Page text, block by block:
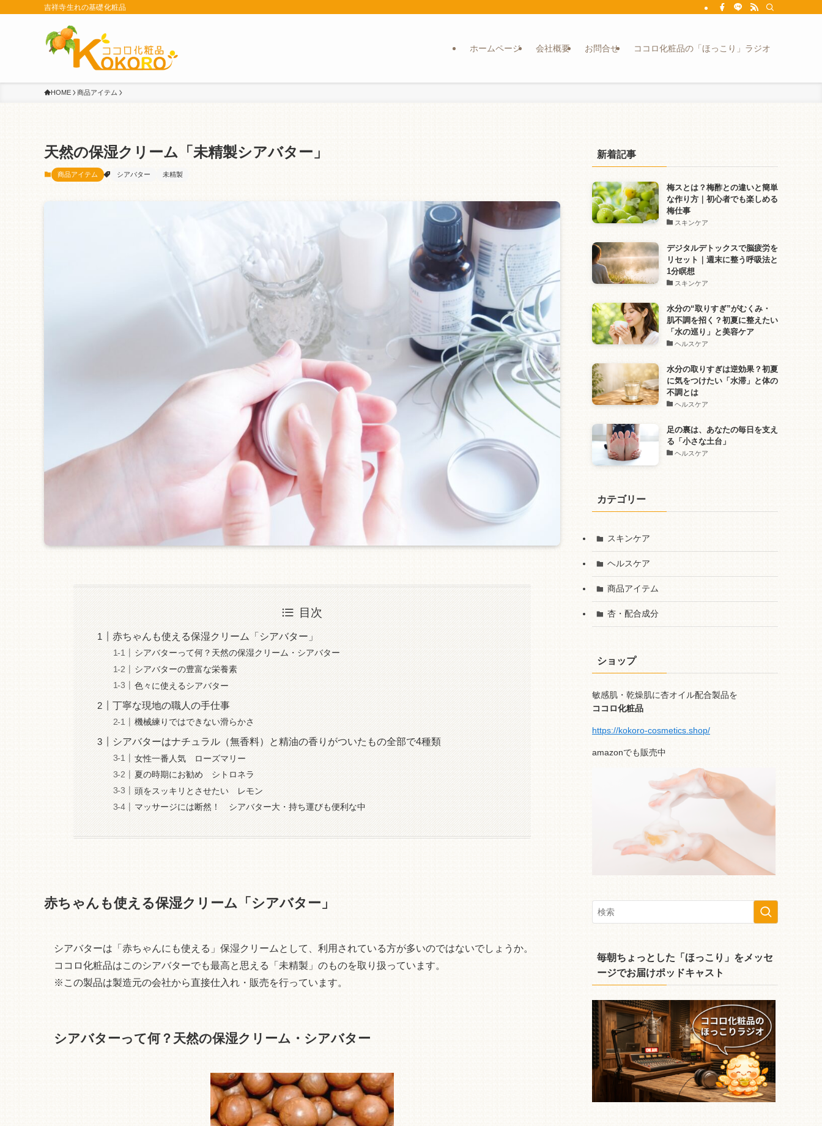
吉祥寺生れの基礎化粧品
ホームページ 会社概要 お問合せ ココロ化粧品の「ほっこり」ラジオ
HOME 商品アイテム
天然の保湿クリーム「未精製シアバター」
商品アイテム シアバター 未精製
目次
赤ちゃんも使える保湿クリーム「シアバター」
シアバターって何？天然の保湿クリーム・シアバター
シアバターの豊富な栄養素
色々に使えるシアバター
丁寧な現地の職人の手仕事
機械練りではできない滑らかさ
シアバターはナチュラル（無香料）と精油の香りがついたもの全部で4種類
女性一番人気 ローズマリー
夏の時期にお勧め シトロネラ
頭をスッキリとさせたい レモン
マッサージには断然！ シアバター大・持ち運びも便利な中
赤ちゃんも使える保湿クリーム「シアバター」
シアバターは「赤ちゃんにも使える」保湿クリームとして、利用されている方が多いのではないでしょうか。
ココロ化粧品はこのシアバターでも最高と思える「未精製」のものを取り扱っています。
※この製品は製造元の会社から直接仕入れ・販売を行っています。
シアバターって何？天然の保湿クリーム・シアバター
新着記事
梅スとは？梅酢との違いと簡単
な作り方｜初心者でも楽しめる
梅仕事
スキンケア
デジタルデトックスで脳疲労を
リセット｜週末に整う呼吸法と
1分瞑想
スキンケア
水分の“取りすぎ”がむくみ・
肌不調を招く？初夏に整えたい
「水の巡り」と美容ケア
ヘルスケア
水分の取りすぎは逆効果？初夏
に気をつけたい「水滞」と体の
不調とは
ヘルスケア
足の裏は、あなたの毎日を支え
る「小さな土台」
ヘルスケア
カテゴリー
スキンケア
ヘルスケア
商品アイテム
杏・配合成分
ショップ
敏感肌・乾燥肌に杏オイル配合製品を
ココロ化粧品
https://kokoro-cosmetics.shop/
amazonでも販売中
毎朝ちょっとした「ほっこり」をメッセ
ージでお届けポッドキャスト